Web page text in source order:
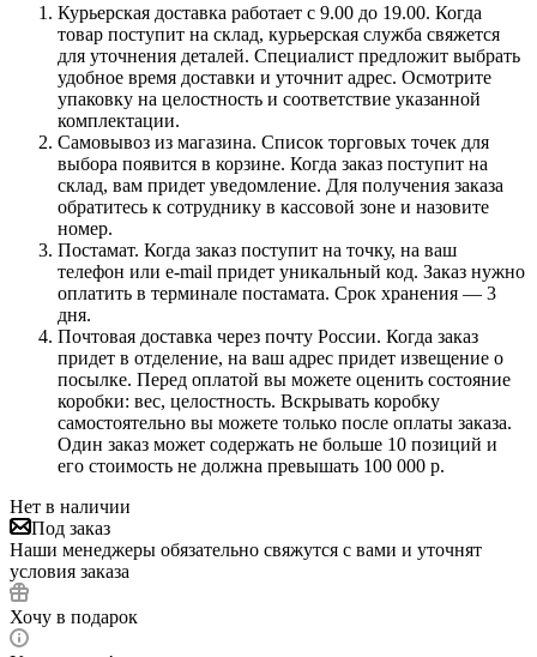
Курьерская доставка работает с 9.00 до 19.00. Когда
товар поступит на склад, курьерская служба свяжется
для уточнения деталей. Специалист предложит выбрать
удобное время доставки и уточнит адрес. Осмотрите
упаковку на целостность и соответствие указанной
комплектации.
Самовывоз из магазина. Список торговых точек для
выбора появится в корзине. Когда заказ поступит на
склад, вам придет уведомление. Для получения заказа
обратитесь к сотруднику в кассовой зоне и назовите
номер.
Постамат. Когда заказ поступит на точку, на ваш
телефон или e-mail придет уникальный код. Заказ нужно
оплатить в терминале постамата. Срок хранения — 3
дня.
Почтовая доставка через почту России. Когда заказ
придет в отделение, на ваш адрес придет извещение о
посылке. Перед оплатой вы можете оценить состояние
коробки: вес, целостность. Вскрывать коробку
самостоятельно вы можете только после оплаты заказа.
Один заказ может содержать не больше 10 позиций и
его стоимость не должна превышать 100 000 р.
Нет в наличии
Под заказ
Наши менеджеры обязательно свяжутся с вами и уточнят
условия заказа
Хочу в подарок